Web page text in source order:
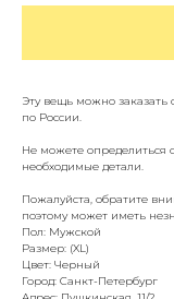
Эту вещь можно заказать
по России.
Не можете
необходимые детали.
Пожалуйста, обратите
поэтому может иметь
Пол: Мужской
Размер: (XL)
Цвет: Черный
Город: Санкт-Петербург